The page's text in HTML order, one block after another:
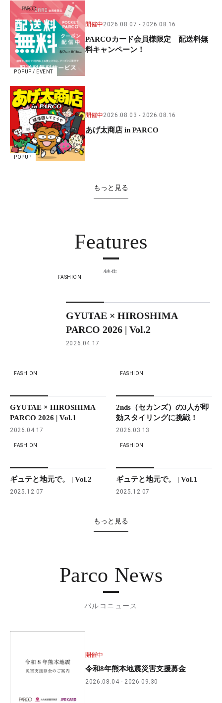
POPUP / EVENT
開催中2026.08.07 2026.08.16
PARCOカード会員様限定 配送料無
料キャンペーン！
POPUP
開催中2026.08.03 2026.08.16
あげ太商店 in PARCO
もっと見る
Features
特集
FASHION
GYUTAE × HIROSHIMA
PARCO 2026 | Vol.2
2026.04.17
FASHION
GYUTAE × HIROSHIMA
PARCO 2026 | Vol.1
2026.04.17
FASHION
2nds（セカンズ）の3人が即
効スタイリングに挑戦！
2026.03.13
FASHION
ギュテと地元で。 | Vol.2
2025.12.07
FASHION
ギュテと地元で。 | Vol.1
2025.12.07
もっと見る
Parco News
パルコニュース
開催中
令和8年熊本地震災害支援募金
2026.08.04 2026.09.30